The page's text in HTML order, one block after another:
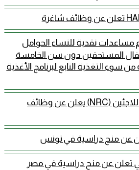
مساعدات نقدية للنساء الحوامل
المستحقين دون سن الخامسة
سوء التغذية التابع لبرنامج الأغذية
المجلس النرويجي للاجئين (NRC) يعلن عن وظائف
عن منح دراسية في تونس
تعلن عن منح دراسية في مصر